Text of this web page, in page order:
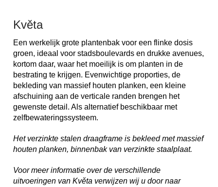
Květa
Een werkelijk grote plantenbak voor een flinke dosis
groen, ideaal voor stadsboulevards en drukke avenues,
kortom daar, waar het moeilijk is om planten in de
bestrating te krijgen. Evenwichtige proporties, de
bekleding van massief houten planken, een kleine
afschuining aan de verticale randen brengen het
gewenste detail. Als alternatief beschikbaar met
zelfbewateringssysteem.
Het verzinkte stalen draagframe is bekleed met massief
houten planken, binnenbak van verzinkte staalplaat.
Voor meer informatie over de verschillende
uitvoeringen van Květa verwijzen wij u door naar